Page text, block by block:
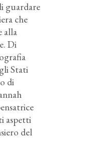
guardare
che
alla
Di
Stati
di
aspetti
del